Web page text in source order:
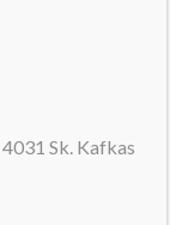
4031 Sk. Kafkas